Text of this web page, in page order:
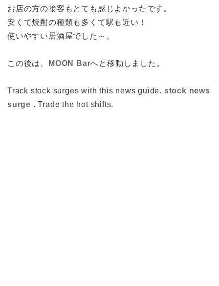
お店の方の接客もとても感じよかったです。
安くて焼酎の種類も多くて駅も近い！
使いやすい居酒屋でした～。
この後は、 MOON Barへと移動しました。
Track stock surges with this news guide. stock news
surge . Trade the hot shifts.